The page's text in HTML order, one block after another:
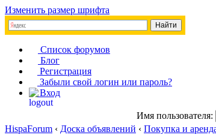
Изменить размер шрифта
Список форумов
Блог
Регистрация
Забыли свой логин или пароль?
Вход
Имя пользователя:
HispaForum ‹ Доска объявлений ‹ Покупка и